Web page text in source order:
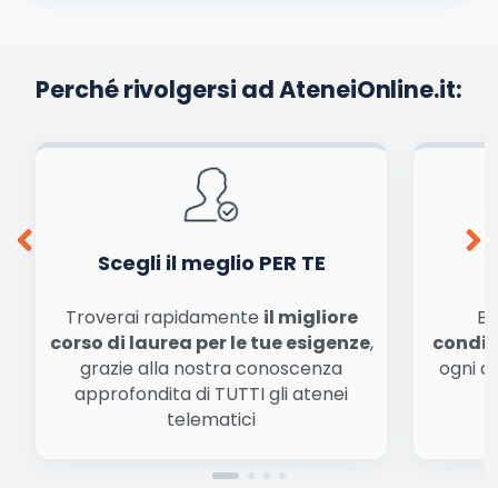
Perché rivolgersi ad AteneiOnline.it:
Scegli il meglio PER TE
Troverai rapidamente il migliore
corso di laurea per le tue esigenze,
grazie alla nostra conoscenza
approfondita di TUTTI gli atenei
telematici
ogni